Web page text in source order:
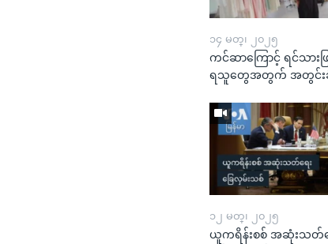
၁၄ မတ္၊ ၂၀၂၅
ကင်ဆာကြောင့် ရင်သာ
ရသူတွေအတွက် အတွင်း
၁၂ မတ္၊ ၂၀၂၅
ယူကရိန်းစစ် အဆုံးသတ်ရ